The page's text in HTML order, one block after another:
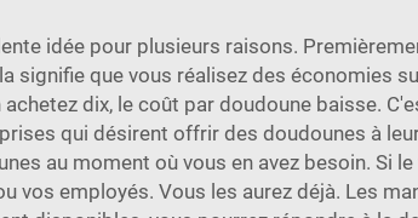
idée pour plusieurs raisons.
signifie que vous réalisez des économies
dix, le coût par doudoune baisse.
qui désirent offrir des doudounes à
au moment où vous en avez besoin. Si
vos employés. Vous les aurez déjà. Les